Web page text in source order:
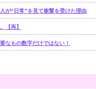
が“日常”を見て衝撃を受けた理由
【再】
なもの数字だけではない！